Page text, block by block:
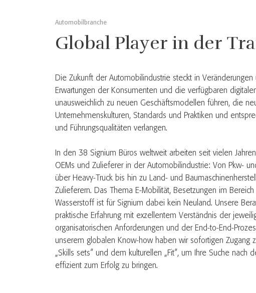
Automobilbranche
Global Player in der
Die Zukunft der Automobilindustrie steckt in
Erwartungen der Konsumenten und die verfügbaren
unausweichlich zu neuen Geschäftsmodellen führen, die
Unternehmenskulturen, Standards und Praktiken und
und Führungsqualitäten verlangen.
In den 38 Signium Büros weltweit arbeiten seit vielen
OEMs und Zulieferer in der Automobilindustrie: Von Pkw-
über Heavy-Truck bis hin zu Land- und
Zulieferern. Das Thema E-Mobilität, Besetzungen im Bereich
Wasserstoff ist für Signium dabei kein Neuland. Unsere
praktische Erfahrung mit exzellentem Verständnis der
organisatorischen Anforderungen und der End-to-End-
unserem globalen Know-how haben wir sofortigen Zugang
„Skills sets“ und dem kulturellen „Fit“, um Ihre Suche nach
effizient zum Erfolg zu bringen.